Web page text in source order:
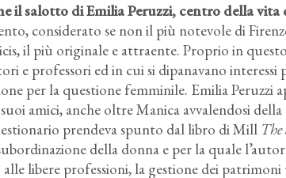
il salotto di Emilia Peruzzi, centro della
considerato se non il più notevole di
il più originale e attraente. Proprio in
e professori ed in cui si dipanavano
per la questione femminile. Emilia Peruzzi
amici, anche oltre Manica avvalendosi
prendeva spunto dal libro di Mill
della donna e per la quale
alle libere professioni, la gestione dei